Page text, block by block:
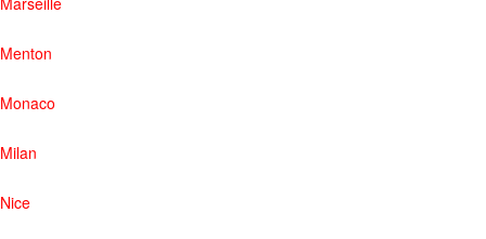
Menton
Monaco
Milan
Nice